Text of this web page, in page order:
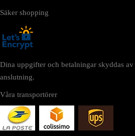
Säker shopping
Dina uppgifter och betalningar skyddas
anslutning.
Våra transportörer